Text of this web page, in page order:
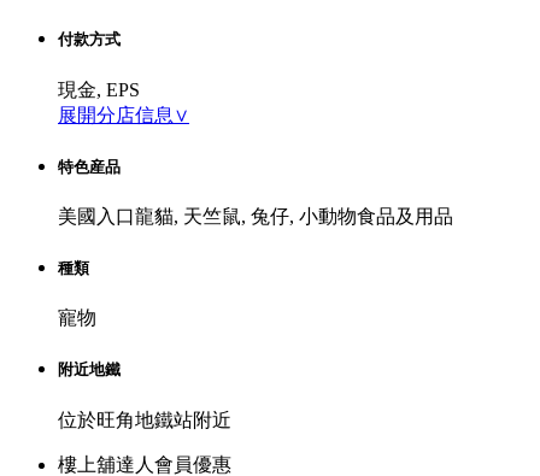
付款方式
現金, EPS
展開分店信息∨
特色産品
美國入口龍貓, 天竺鼠, 兔仔, 小動物食品及用品
種類
寵物
附近地鐵
位於旺角地鐵站附近
樓上舖達人會員優惠